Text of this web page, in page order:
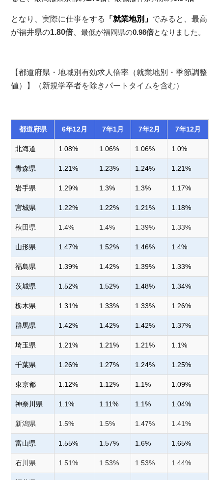
となり、実際に仕事をする 「就業地別」 でみると、最高
が福井県の1.80倍、最低が福岡県の0.98倍となりました。
【都道府県・地域別有効求人倍率（就業地別・季節調整
値）】（新規学卒者を除きパートタイムを含む）
都道府県 6年12月 7年1月 7年2月 7年12月
北海道 1.08% 1.06% 1.06% 1.0%
青森県 1.21% 1.23% 1.24% 1.21%
岩手県 1.29% 1.3% 1.3% 1.17%
宮城県 1.22% 1.22% 1.21% 1.18%
秋田県 1.4% 1.4% 1.39% 1.33%
山形県 1.47% 1.52% 1.46% 1.4%
福島県 1.39% 1.42% 1.39% 1.33%
茨城県 1.52% 1.52% 1.48% 1.34%
栃木県 1.31% 1.33% 1.33% 1.26%
群馬県 1.42% 1.42% 1.42% 1.37%
埼玉県 1.21% 1.21% 1.21% 1.1%
千葉県 1.26% 1.27% 1.24% 1.25%
東京都 1.12% 1.12% 1.1% 1.09%
神奈川県 1.1% 1.11% 1.1% 1.04%
新潟県 1.5% 1.5% 1.47% 1.41%
富山県 1.55% 1.57% 1.6% 1.65%
石川県 1.51% 1.53% 1.53% 1.44%